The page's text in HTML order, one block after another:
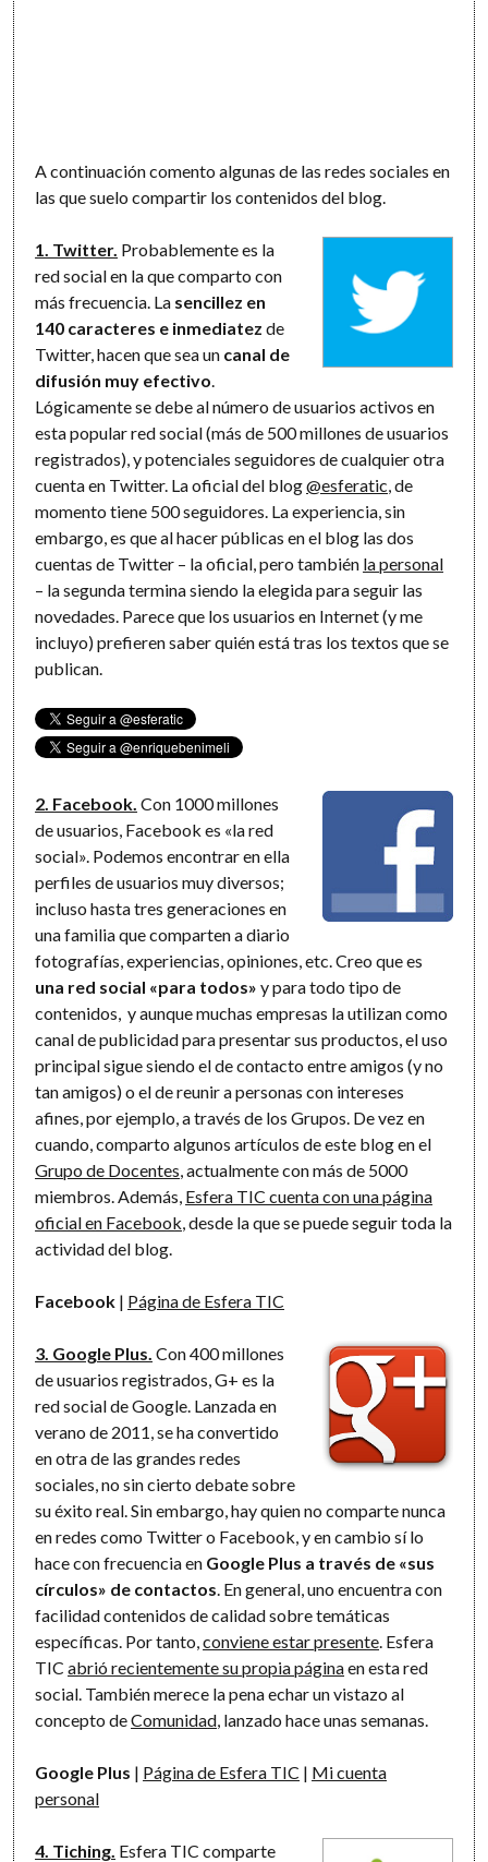
A continuación comento algunas de las redes sociales en
las que suelo compartir los contenidos del blog.
1. Twitter. Probablemente es la
red social en la que comparto con
más frecuencia. La sencillez en
140 caracteres e inmediatez de
Twitter, hacen que sea un canal de
difusión muy efectivo
Lógicamente se debe al número de usuarios activos en
esta popular red social (más de 500 millones de usuarios
registrados), y potenciales seguidores de cualquier otra
cuenta en Twitter. La oficial del blog@esferatic , de
momento tiene 500 seguidores. La experiencia, sin
embargo, es que al hacer públicas en el blog las dos
cuentas de Twitter – la oficial, pero también la personal
– la segunda termina siendo la elegida para seguir las
novedades. Parece que los usuarios en Internet (y me
incluyo) prefieren saber quién está tras los textos que se
publican.
2. Facebook. Con 1000 millones
de usuarios, Facebook es «la red
social». Podemos encontrar en ella
perfiles de usuarios muy diversos;
incluso hasta tres generaciones en
una familia que comparten a diario
fotografías, experiencias, opiniones, etc. Creo que es
una red social «para todos» y para todo tipo de
contenidos, y aunque muchas empresas la utilizan como
canal de publicidad para presentar sus productos, el uso
principal sigue siendo el de contacto entre amigos (y no
tan amigos) o el de reunir a personas con intereses
afines, por ejemplo, a través de los Grupos. De vez en
cuando, comparto algunos artículos de este blog en el
Grupo de Docentes , actualmente con más de 5000
miembros. Además, Esfera TIC cuenta con una página
oficial en Facebook , desde la que se puede seguir toda la
actividad del blog.
Facebook | Página de Esfera TIC
3. Google Plus. Con 400 millones
de usuarios registrados, G+ es la
red social de Google. Lanzada en
verano de 2011, se ha convertido
en otra de las grandes redes
sociales, no sin cierto debate sobre
su éxito real. Sin embargo, hay quien no comparte nunca
en redes como Twitter o Facebook, y en cambio sí lo
hace con frecuencia en Google Plus a través de «sus
círculos» de contactos . En general, uno encuentra con
facilidad contenidos de calidad sobre temáticas
específicas. Por tanto,conviene estar presente . Esfera
TICabrió recientemente su propia páginaen esta red
social. También merece la pena echar un vistazo al
concepto deComunidad , lanzado hace unas semanas.
Google Plus | Página de Esfera TIC | Mi cuenta
personal
4. Tiching. Esfera TIC comparte